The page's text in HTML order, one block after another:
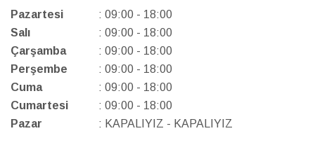
Pazartesi
: 09:00 - 18:00
Salı
: 09:00 - 18:00
Çarşamba
: 09:00 - 18:00
Perşembe
: 09:00 - 18:00
Cuma
: 09:00 - 18:00
Cumartesi
: 09:00 - 18:00
Pazar
: KAPALIYIZ - KAPALIYIZ